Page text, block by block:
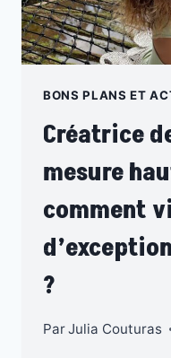
BONS PLANS ET
Créatrice
mesure
comment
?
ParJulia Couturas